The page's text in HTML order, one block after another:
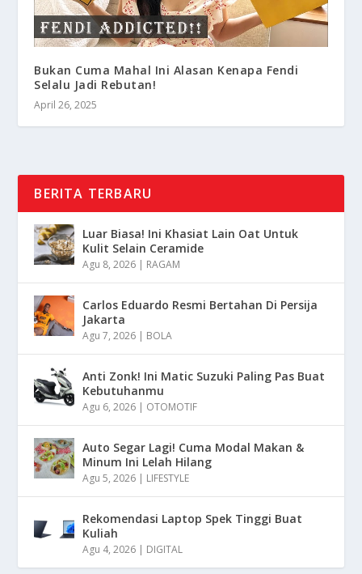
Bukan Cuma Mahal Ini Alasan Kenapa Fendi
Selalu Jadi Rebutan!
April 26, 2025
BERITA TERBARU
Luar Biasa! Ini Khasiat Lain Oat Untuk
Kulit Selain Ceramide
Agu 8, 2026 | RAGAM
Carlos Eduardo Resmi Bertahan Di Persija
Jakarta
Agu 7, 2026 | BOLA
Anti Zonk! Ini Matic Suzuki Paling Pas Buat
Kebutuhanmu
Agu 6, 2026 | OTOMOTIF
Auto Segar Lagi! Cuma Modal Makan &
Minum Ini Lelah Hilang
Agu 5, 2026 | LIFESTYLE
Rekomendasi Laptop Spek Tinggi Buat
Kuliah
Agu 4, 2026 | DIGITAL